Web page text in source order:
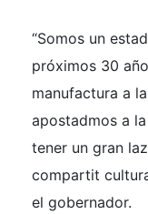
“Somos un
próximos 30
manufactura a
apostadmos a
tener un gran
compartit
el gobernador.